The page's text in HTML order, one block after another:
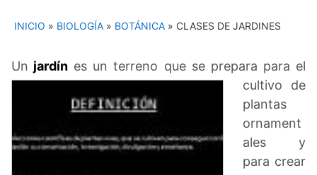
INICIO » BIOLOGÍA » BOTÁNICA » CLASES DE JARDINES
Un jardín es un terreno que se prepara para el
cultivo de
plantas
ornament
ales y
para crear